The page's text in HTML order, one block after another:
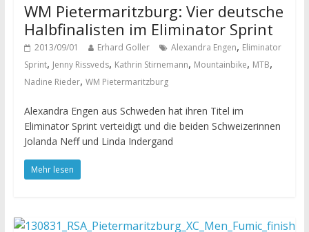
WM Pietermaritzburg: Vier deutsche
Halbfinalisten im Eliminator Sprint
2013/09/01 Erhard Goller Alexandra Engen, Eliminator
Sprint, Jenny Rissveds, Kathrin Stirnemann, Mountainbike, MTB,
Nadine Rieder, WM Pietermaritzburg
Alexandra Engen aus Schweden hat ihren Titel im
Eliminator Sprint verteidigt und die beiden Schweizerinnen
Jolanda Neff und Linda Indergand
Mehr lesen